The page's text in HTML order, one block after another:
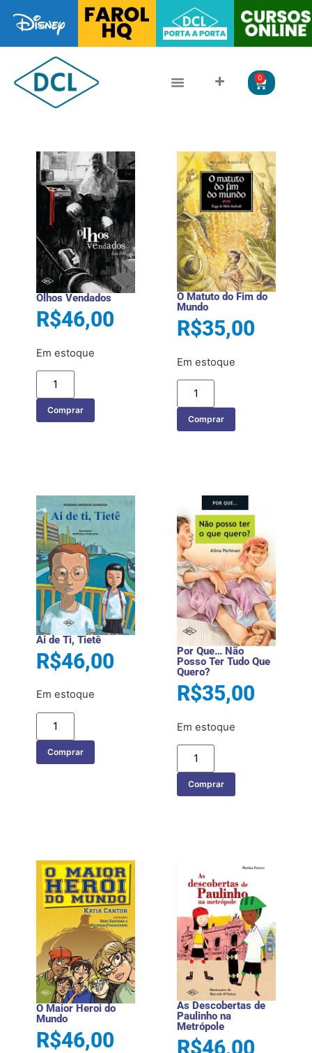
0
Olhos Vendados
R$46,00
Em estoque
Comprar
O Matuto do Fim do
Mundo
R$35,00
Em estoque
Comprar
Ai de Ti, Tietê
R$46,00
Em estoque
Comprar
Por Que… Não
Posso Ter Tudo Que
Quero?
R$35,00
Em estoque
Comprar
O Maior Heroi do
Mundo
R$46,00
As Descobertas de
Paulinho na
Metrópole
R$46,00